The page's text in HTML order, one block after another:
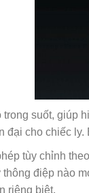
trong suốt, giúp
đại cho chiếc
tùy chỉnh
thông điệp nào
riêng biệt.